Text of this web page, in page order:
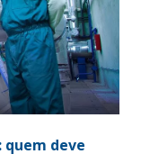
quem deve